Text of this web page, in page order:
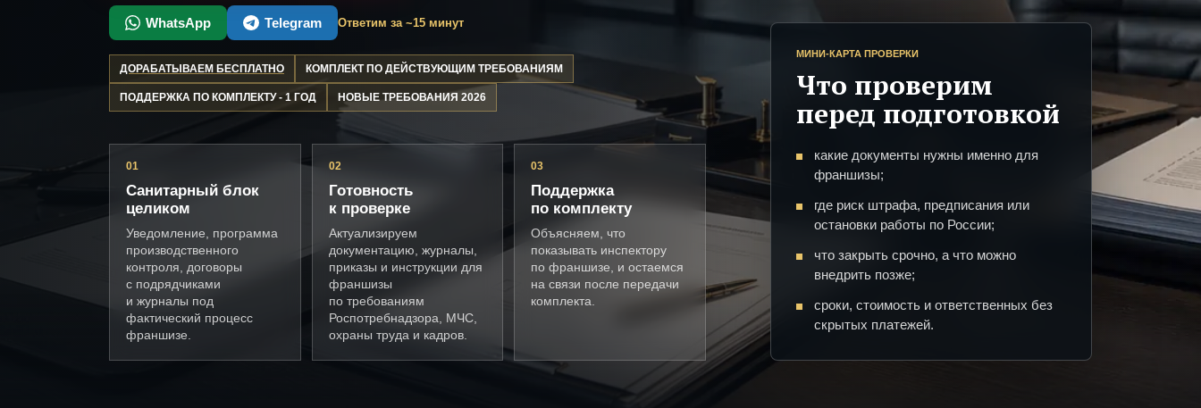
WhatsApp Telegram Ответим за ~15 минут
ДОРАБАТЫВАЕМ БЕСПЛАТНО КОМПЛЕКТ ПО ДЕЙСТВУЮЩИМ ТРЕБОВАНИЯМ
ПОДДЕРЖКА ПО КОМПЛЕКТУ - 1 ГОД НОВЫЕ ТРЕБОВАНИЯ 2026
01
Санитарный блок
целиком
Уведомление, программа
производственного
контроля, договоры
с подрядчиками
и журналы под
фактический процесс
франшизе.
02
Готовность
к проверке
Актуализируем
документацию, журналы,
приказы и инструкции для
франшизы
по требованиям
Роспотребнадзора, МЧС,
охраны труда и кадров.
03
Поддержка
по комплекту
Объясняем, что
показывать инспектору
по франшизе, и остаемся
на связи после передачи
комплекта.
МИНИ-КАРТА ПРОВЕРКИ
Что проверим
перед подготовкой
какие документы нужны именно для
франшизы;
где риск штрафа, предписания или
остановки работы по России;
что закрыть срочно, а что можно
внедрить позже;
сроки, стоимость и ответственных без
скрытых платежей.